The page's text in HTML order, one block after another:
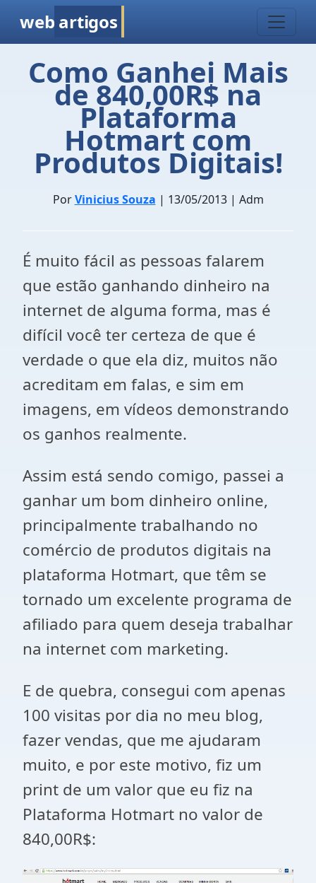
web artigos
Como Ganhei Mais
de 840,00R$ na
Plataforma
Hotmart com
Produtos Digitais!
PorVinicius Souza | 13/05/2013 | Adm
É muito fácil as pessoas falarem
que estão ganhando dinheiro na
internet de alguma forma, mas é
difícil você ter certeza de que é
verdade o que ela diz, muitos não
acreditam em falas, e sim em
imagens, em vídeos demonstrando
os ganhos realmente.
Assim está sendo comigo, passei a
ganhar um bom dinheiro online,
principalmente trabalhando no
comércio de produtos digitais na
plataforma Hotmart, que têm se
tornado um excelente programa de
afiliado para quem deseja trabalhar
na internet com marketing.
E de quebra, consegui com apenas
100 visitas por dia no meu blog,
fazer vendas, que me ajudaram
muito, e por este motivo, fiz um
print de um valor que eu fiz na
Plataforma Hotmart no valor de
840,00R$: